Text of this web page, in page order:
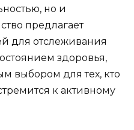
но и
предлагает
для отслеживания
здоровья,
выбором для тех, кто
к активному